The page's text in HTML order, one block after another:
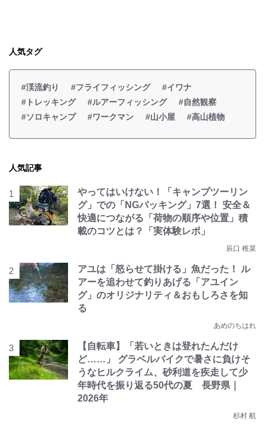
人気タグ
#渓流釣り #フライフィッシング
#イワナ
#トレッキング
#ルアーフィッシング
#自然観察
#ソロキャンプ
#ワークマン #山小屋 #高山植物
人気記事
やってはいけない！「キャンプツーリン
グ」での「NGパッキング」7選！ 安全＆
快適につながる「荷物の順序や位置」積
載のコツとは？「実体験レポ」
辰口 稚菜
アユは「怒らせて掛ける」魚だった！ ル
アーを追わせて釣りあげる「アユイン
グ」のオリジナリティ＆おもしろさを知
る
あめのちはれ
【自転車】「若いときは登れたんだけ
ど……」 グラベルバイクで暑さに負けそ
うなヒルクライム、砂利道を疾走して少
年時代を振り返る50代の夏 長野県｜
2026年
杉村 航